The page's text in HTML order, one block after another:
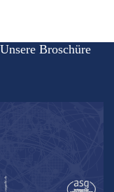
Unsere Broschüre